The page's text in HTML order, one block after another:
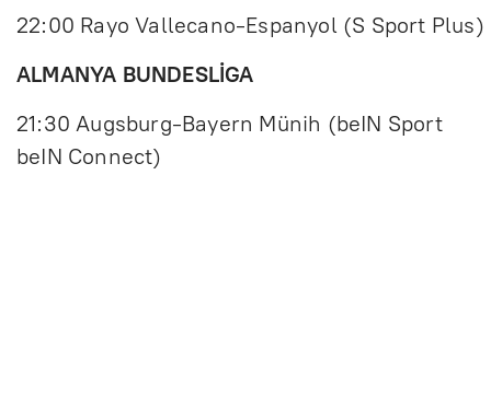
22:00 Rayo Vallecano-Espanyol (S Sport Plus)
ALMANYA BUNDESLİGA
21:30 Augsburg-Bayern Münih (beIN Sport
beIN Connect)